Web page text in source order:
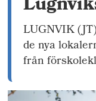
LUGNVIK
de nya
från